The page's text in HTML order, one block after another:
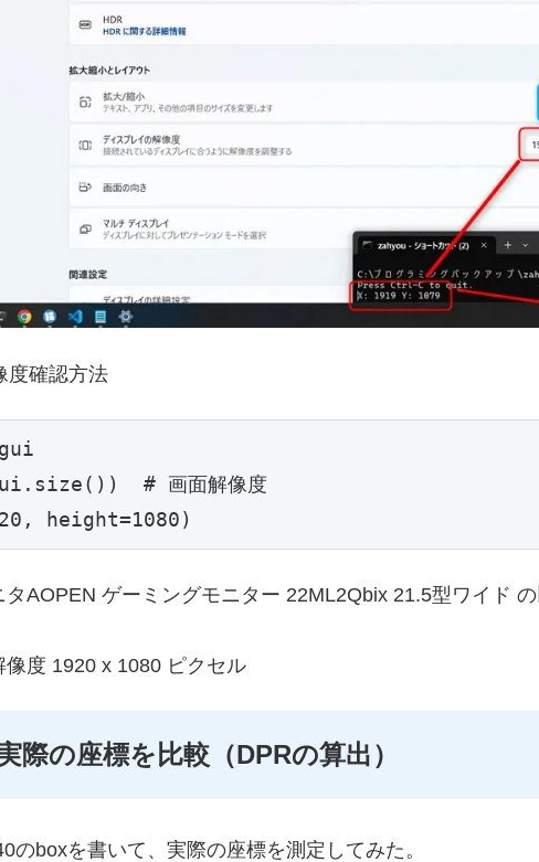
度確認方法
# 画面解像度
height=1080)
タAOPEN ゲーミングモニター 22ML2Qbix 21.5型ワイド
度 1920 x 1080 ピクセル
際の座標を比較（DPRの算出）
のboxを書いて、実際の座標を測定してみた。